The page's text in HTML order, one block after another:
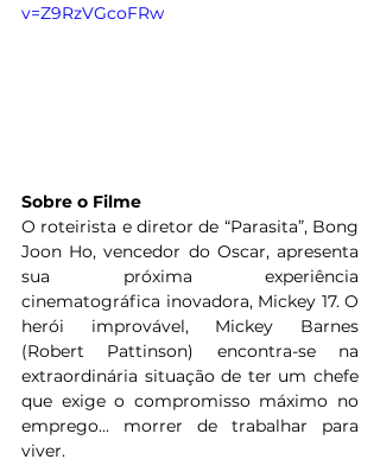
v=Z9RzVGcoFRw
Sobre o Filme
O roteirista e diretor de “Parasita”, Bong
Joon Ho, vencedor do Oscar, apresenta
sua próxima experiência
cinematográfica inovadora, Mickey 17. O
herói improvável, Mickey Barnes
(Robert Pattinson) encontra-se na
extraordinária situação de ter um chefe
que exige o compromisso máximo no
emprego... morrer de trabalhar para
viver.